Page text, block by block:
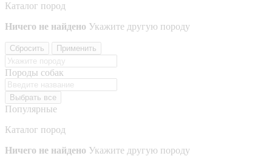
Каталог пород
Ничего не найдено Укажите другую породу
Сбросить Применить
Породы собак
Выбрать все
Популярные
Каталог пород
Ничего не найдено Укажите другую породу